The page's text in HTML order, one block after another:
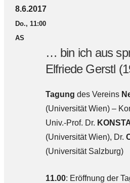
8.6.2017
Do., 11:00
AS
… bin ich aus
Elfriede Gerstl
Tagung des Vereins
(Universität Wien) –
Univ.-Prof. Dr.
(Universität Wien), Dr.
(Universität Salzburg)
11.00: Eröffnung der